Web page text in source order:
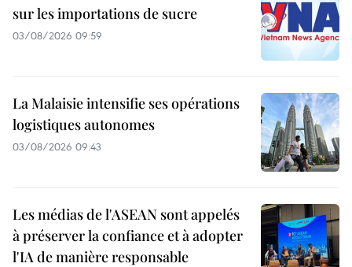
sur les importations de sucre
03/08/2026 09:59
La Malaisie intensifie ses opérations
logistiques autonomes
03/08/2026 09:43
Les médias de l'ASEAN sont appelés
à préserver la confiance et à adopter
l'IA de manière responsable